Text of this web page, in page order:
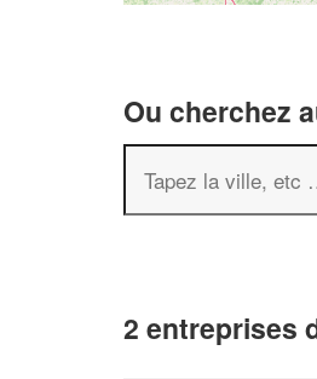
Ou cherchez
2 entreprises